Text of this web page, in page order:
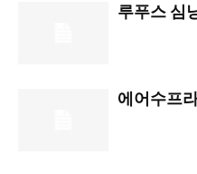
루푸스 심
에어수프